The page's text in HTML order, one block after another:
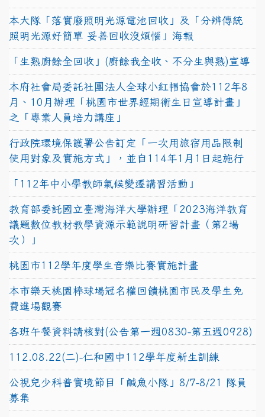
本大隊「落實廢照明光源電池回收」及「分辨傳統
照明光源好簡單 妥善回收沒煩惱」海報
「生熟廚餘全回收」(廚餘我全收、不分生與熟)宣導
本府社會局委託社團法人全球小紅帽協會於112年8
月、10月辦理「桃園市世界經期衛生日宣導計畫」
之「專業人員培力講座」
行政院環境保護署公告訂定「一次用旅宿用品限制
使用對象及實施方式」，並自114年1月1日起施行
「112年中小學教師氣候變遷講習活動」
教育部委託國立臺灣海洋大學辦理「2023海洋教育
議題數位教材教學資源示範說明研習計畫（第2場
次）」
桃園市112學年度學生音樂比賽實施計畫
本市樂天桃園棒球場冠名權回饋桃園市民及學生免
費進場觀賽
各班午餐資料請核對(公告第一週0830-第五週0928)
112.08.22(二)-仁和國中112學年度新生訓練
公視兒少科普實境節目「鹹魚小隊」8/7-8/21 隊員
募集